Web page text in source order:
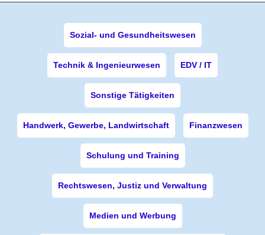
Sozial- und Gesundheitswesen
Technik & Ingenieurwesen EDV / IT
Sonstige Tätigkeiten
Handwerk, Gewerbe, Landwirtschaft Finanzwesen
Schulung und Training
Rechtswesen, Justiz und Verwaltung
Medien und Werbung